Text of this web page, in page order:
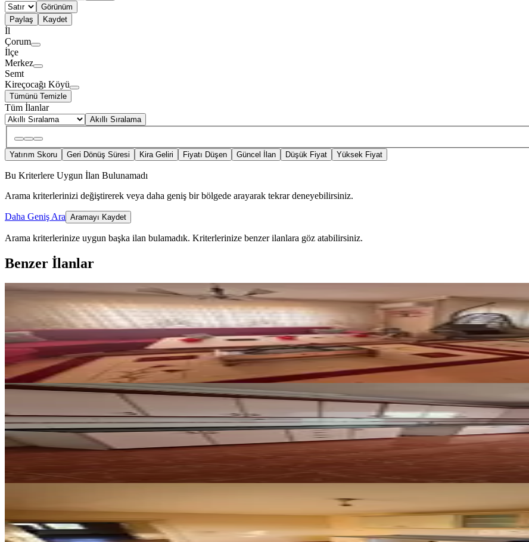
Görünüm
Paylaş
Kaydet
İl
Çorum
İlçe
Merkez
Semt
Kireçocağı Köyü
Tümünü Temizle
Tüm İlanlar
Akıllı Sıralama
Yatırım Skoru Geri Dönüş Süresi Kira Geliri Fiyatı Düşen Güncel İlan Düşük Fiyat Yüksek Fiyat
Bu Kriterlere Uygun İlan Bulunamadı
Arama kriterlerinizi değiştirerek veya daha geniş bir bölgede arayarak tekrar deneyebilirsiniz.
Daha Geniş Ara Aramayı Kaydet
Arama kriterlerinize uygun başka ilan bulamadık. Kriterlerinize benzer ilanlara göz atabilirsiniz.
Benzer İlanlar
YENİ
Akkent Celilkırı Tokide Satılık 3+1 Ara Kat Daire
Merkez, Ak Kent Mahallesi
3+1·125 m²·3. Kat·05.08.2026
2.200.000 ₺
YENİ
Karakeçili Merkezde,asansörlü Kaçırılmayacak Fırsat Ara Kat 3+1
Merkez, Karakeçili Mahallesi
3+1
4. Kat·05.08.2026
Eymen Yapı-akkent Toki'de İlkokul Yakını 3+1 Satılık Daire
Merkez, Ak Kent Mahallesi